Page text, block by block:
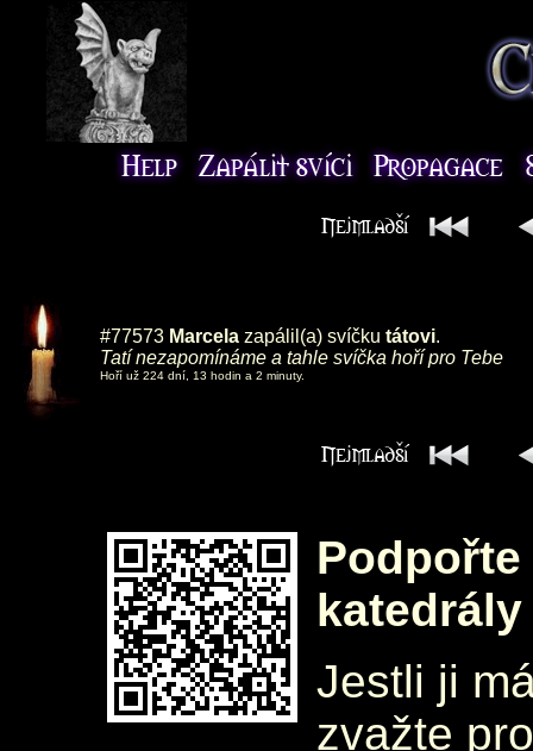
#77573 Marcela zapálil(a) svíčku tátovi.
Tatí nezapomínáme a tahle svíčka hoří pro Tebe
Hoří už 224 dní, 13 hodin a 2 minuty.
katedrály
Jestli ji
zvažte